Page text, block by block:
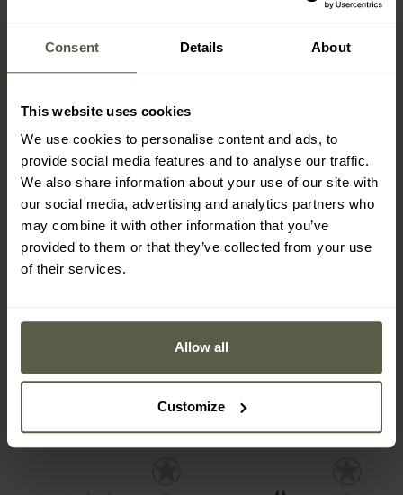
Consent Details About
This website uses cookies
We use cookies to personalise content and ads, to
provide social media features and to analyse our traffic.
We also share information about your use of our site with
our social media, advertising and analytics partners who
may combine it with other information that you’ve
provided to them or that they’ve collected from your use
of their services.
Allow all
Customize
PROMOTION
Multitool Rev
Leatherman
Multitool Robust Badger
38,34 €
Prix conseillé par le fabricant